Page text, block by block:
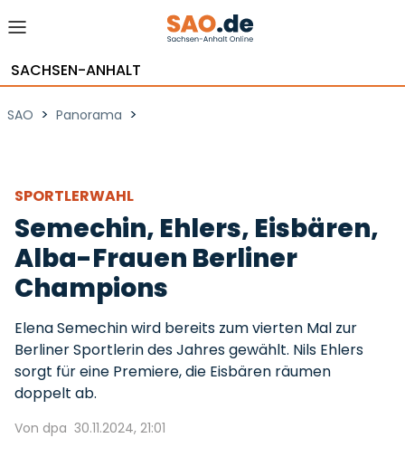
SACHSEN-ANHALT
SAO > Panorama >
SPORTLERWAHL
Semechin, Ehlers, Eisbären,
Alba-Frauen Berliner
Champions
Elena Semechin wird bereits zum vierten Mal zur
Berliner Sportlerin des Jahres gewählt. Nils Ehlers
sorgt für eine Premiere, die Eisbären räumen
doppelt ab.
Von dpa 30.11.2024, 21:01